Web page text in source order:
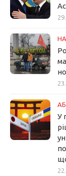
НА
У